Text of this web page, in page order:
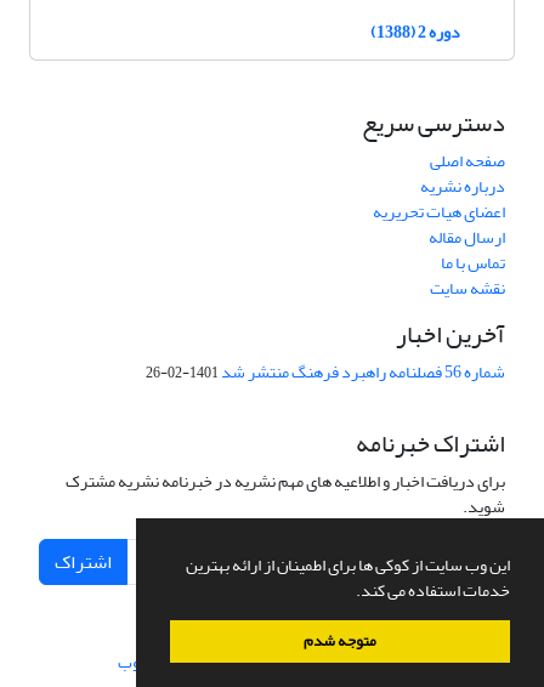
این وب سایت از کوکی ها برای اطمینان از ارائه بهترین
خدمات استفاده می کند.
متوجه شدم
دوره 2 (1388)
دسترسی سریع
صفحه اصلی
درباره نشریه
اعضای هیات تحریریه
ارسال مقاله
تماس با ما
نقشه سایت
آخرین اخبار
شماره 56 فصلنامه راهبرد فرهنگ منتشر شد 1401-02-26
اشتراک خبرنامه
برای دریافت اخبار و اطلاعیه های مهم نشریه در خبرنامه نشریه مشترک
شوید.
اشتراک
سامانه مدیریت نشریات علمی.طراحی و پیاده سازی از سیناوب